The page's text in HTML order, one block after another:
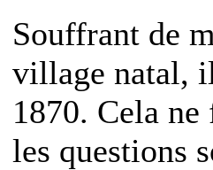
Souffrant de
village natal,
1870. Cela
les questions